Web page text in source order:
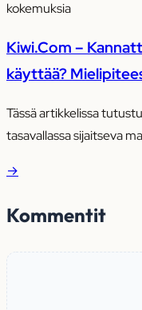
kokemuksia
Kiwi.Com –
käyttää?
Tässä artikkelissa
tasavallassa sijaitseva
voit etsiä useita kohteita
laajemman valikoiman
peruutusten
→
Kommentit